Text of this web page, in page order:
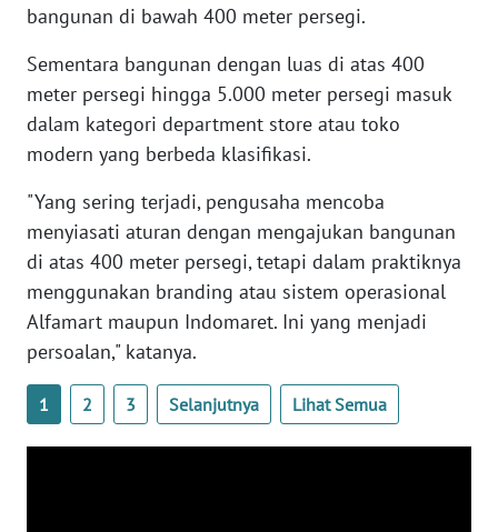
bangunan di bawah 400 meter persegi.
Sementara bangunan dengan luas di atas 400
meter persegi hingga 5.000 meter persegi masuk
dalam kategori department store atau toko
modern yang berbeda klasifikasi.
"Yang sering terjadi, pengusaha mencoba
menyiasati aturan dengan mengajukan bangunan
di atas 400 meter persegi, tetapi dalam praktiknya
menggunakan branding atau sistem operasional
Alfamart maupun Indomaret. Ini yang menjadi
persoalan," katanya.
1 2 3 Selanjutnya Lihat Semua
SUMBAR
WN
SUMSEL
WN
BENGKULU
WN
LAMPUNG
JATENG